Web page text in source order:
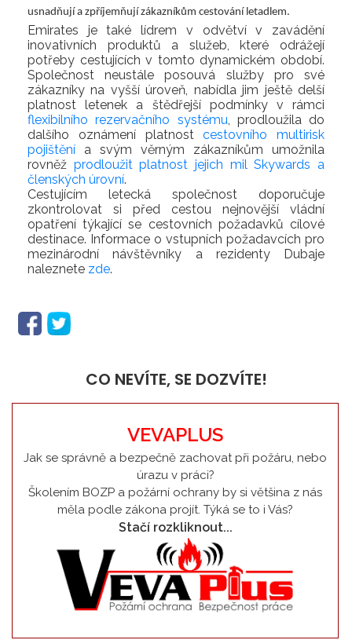
usnadňují a zpříjemňují zákazníkům cestování letadlem.
Emirates je také lídrem v odvětví v zavádění
inovativních produktů a služeb, které odrážejí
potřeby cestujících v tomto dynamickém období.
Společnost neustále posouvá služby pro své
zákazníky na vyšší úroveň, nabídla jim ještě delší
platnost letenek a štědřejší podmínky v rámci
flexibilního rezervačního systému, prodloužila do
dalšího oznámení platnostcestovního multirisk
pojištění a svým věrným zákazníkům umožnila
rovněž prodloužit platnost jejich mil Skywards a
členských úrovní.
Cestujícím letecká společnost doporučuje
zkontrolovat si před cestou nejnovější vládní
opatření týkající se cestovních požadavků cílové
destinace. Informace o vstupních požadavcích pro
mezinárodní návštěvníky a rezidenty Dubaje
naleznete zde.
CO NEVÍTE, SE DOZVÍTE!
VEVAPLUS
Jak se správně a bezpečně zachovat při požáru, nebo
úrazu v práci?
Školením BOZP a požární ochrany by si většina z nás
měla podle zákona projít. Týká se to i Vás?
Stačí rozkliknout...